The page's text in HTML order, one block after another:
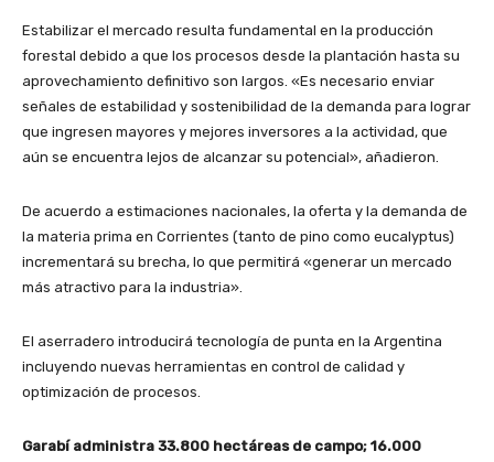
Estabilizar el mercado resulta fundamental en la producción
forestal debido a que los procesos desde la plantación hasta su
aprovechamiento definitivo son largos. «Es necesario enviar
señales de estabilidad y sostenibilidad de la demanda para lograr
que ingresen mayores y mejores inversores a la actividad, que
aún se encuentra lejos de alcanzar su potencial», añadieron.
De acuerdo a estimaciones nacionales, la oferta y la demanda de
la materia prima en Corrientes (tanto de pino como eucalyptus)
incrementará su brecha, lo que permitirá «generar un mercado
más atractivo para la industria».
El aserradero introducirá tecnología de punta en la Argentina
incluyendo nuevas herramientas en control de calidad y
optimización de procesos.
Garabí administra 33.800 hectáreas de campo; 16.000